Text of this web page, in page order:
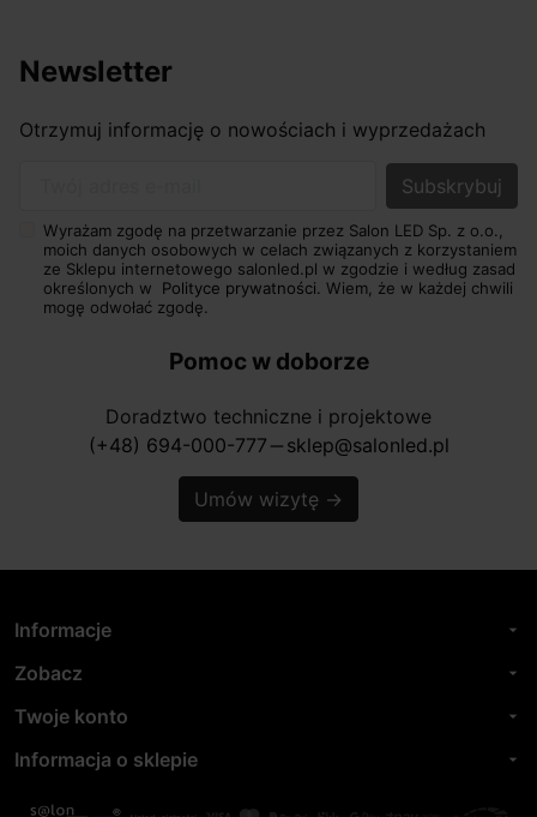
Newsletter
Otrzymuj informację o nowościach i wyprzedażach
Wyrażam zgodę na przetwarzanie przez Salon LED Sp. z o.o.,
moich danych osobowych w celach związanych z korzystaniem
ze Sklepu internetowego salonled.pl w zgodzie i według zasad
określonych w Polityce prywatności. Wiem, że w każdej chwili
mogę odwołać zgodę.
Pomoc w doborze
Doradztwo techniczne i projektowe
(+48) 694-000-777 horizontal_rule sklep@salonled.pl
Umów wizytę →
Informacje arrow_drop_down
Zobacz arrow_drop_down
Twoje konto arrow_drop_down
Informacja o sklepie arrow_drop_down